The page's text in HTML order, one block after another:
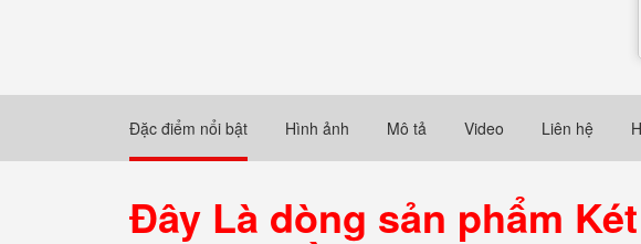
Đặc điểm nổi bật Hình ảnh Mô tả Video Liên hệ
Đây Là dòng sản phẩm